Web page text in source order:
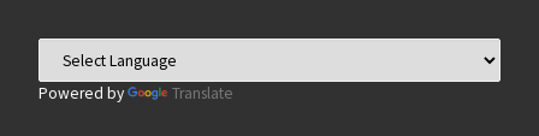
Powered by Translate